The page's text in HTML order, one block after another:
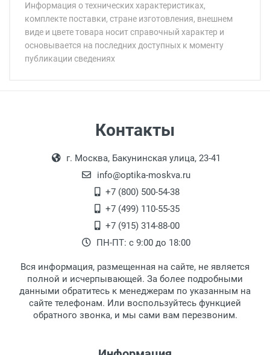
Информация о технических характеристиках,
комплекте поставки, стране изготовления, внешнем
виде и цвете товара носит справочный характер и
основывается на последних доступных к моменту
публикации сведениях
Ширина линзы:
Ширина мостика:
Материал линзы:
Материал оправы:
Материал дужки:
Цвет оправы:
Оплата товара производится
наличными непосредственно на пункте
выдачи товара.
Перечисление средств на расчетный счет.
18:00, по субботам с 11:00 до 15:00, в
офисе по адресу: г. Москва,
Переведеновский переулок 17, корпус 1,
второй этаж, тел. +7 (499) 110-55-35.
После того, как заказ поступает в пункт
выдачи, наш менеджер связывается с
клиентом и оповещает о поступлении
товара.
Для получения товара при себе
обязательно иметь паспорт.
Заказ необходимо забрать в течение 3
рабочих дней с момента поступления на
дополнительных расходов за хранение
Контакты
г. Москва, Бакунинская улица, 23-41
info@optika-moskva.ru
+7 (800) 500-54-38
+7 (499) 110-55-35
+7 (915) 314-88-00
ПН-ПТ: с 9:00 до 18:00
Вся информация, размещенная на сайте, не является
полной и исчерпывающей. За более подробными
данными обратитесь к менеджерам по указанным на
сайте телефонам. Или воспользуйтесь функцией
обратного звонка, и мы сами вам перезвоним.